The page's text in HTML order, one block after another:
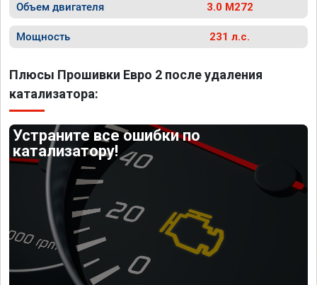
Объем двигателя 3.0 M272
Мощность 231 л.с.
Плюсы Прошивки Евро 2 после удаления
катализатора:
Устраните все ошибки по
катализатору!